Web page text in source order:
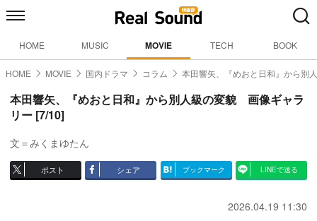
HOME MUSIC MOVIE TECH BOOK
HOME MOVIE 国内ドラマ コラム 本田響矢、『めおと日和』から別
本田響矢、『めおと日和』から別人級の変貌 画像ギャラ
リー [7/10]
文＝みくまゆたん
ポスト シェア ブックマーク LINEで送る
2026.04.19 11:30